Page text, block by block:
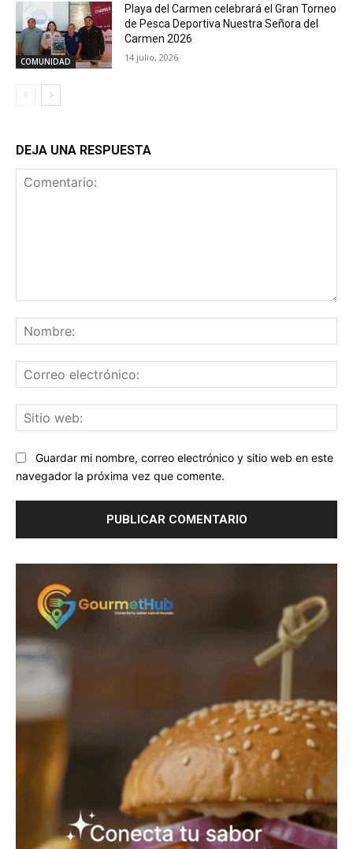
COMUNIDAD
Playa del Carmen celebrará el Gran Torneo
de Pesca Deportiva Nuestra Señora del
Carmen 2026
14 julio, 2026
DEJA UNA RESPUESTA
Guardar mi nombre, correo electrónico y sitio web en este
navegador la próxima vez que comente.